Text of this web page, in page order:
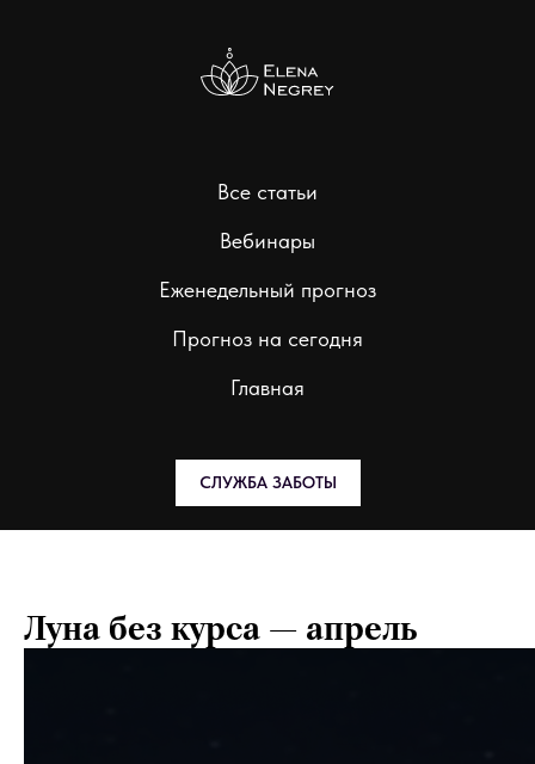
Все статьи
Вебинары
Еженедельный прогноз
Прогноз на сегодня
Главная
СЛУЖБА ЗАБОТЫ
Луна без курса — апрель